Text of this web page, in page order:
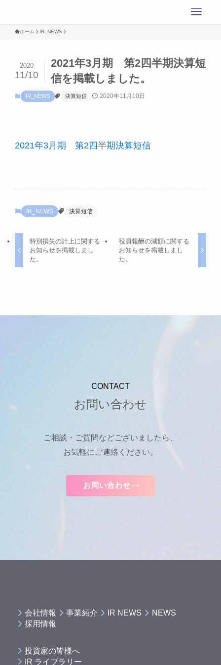
ホーム IR_NEWS
2021年3月期 第2四半期決算短
信を掲載しました。
2020
11/10
IR_NEWS 決算短信 2020年11月10日
2021年3月期 第2四半期決算短信
IR_NEWS 決算短信
特別損失の計上に関する
お知らせを掲載しまし
た。
役員報酬の減額に関する
お知らせを掲載しまし
た。
CONTACT
お問い合わせ
ご相談・ご質問などございましたら、
お気軽にご連絡ください。
お問い合わせ
会社情報 事業紹介 IR NEWS
NEWS
採用情報
投資家の皆様へ
IR ライブラリー